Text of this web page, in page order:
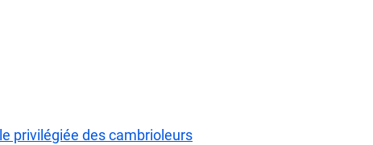
privilégiée des cambrioleurs